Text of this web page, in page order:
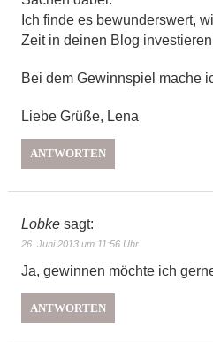
Ich finde es bewunderswert,
Zeit in deinen Blog
Bei dem Gewinnspiel mache
Liebe Grüße, Lena
ANTWORTEN
Lobke sagt:
26. Juni 2013 um 11:56 Uhr
Ja, gewinnen möchte ich
ANTWORTEN